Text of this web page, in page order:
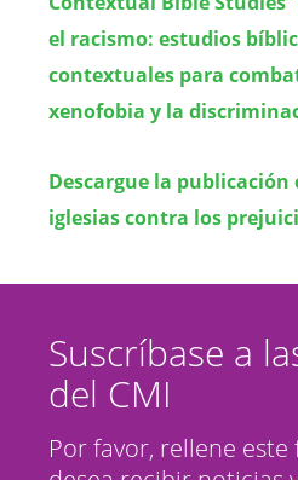
el racismo: estudios
contextuales para
xenofobia y la
Descargue la
iglesias contra los
Suscríbase a
del CMI
Por favor, rellene